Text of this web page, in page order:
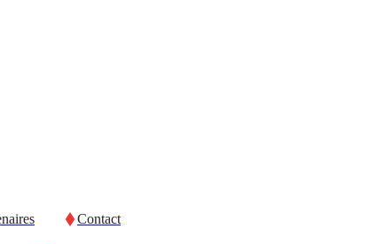
Contact